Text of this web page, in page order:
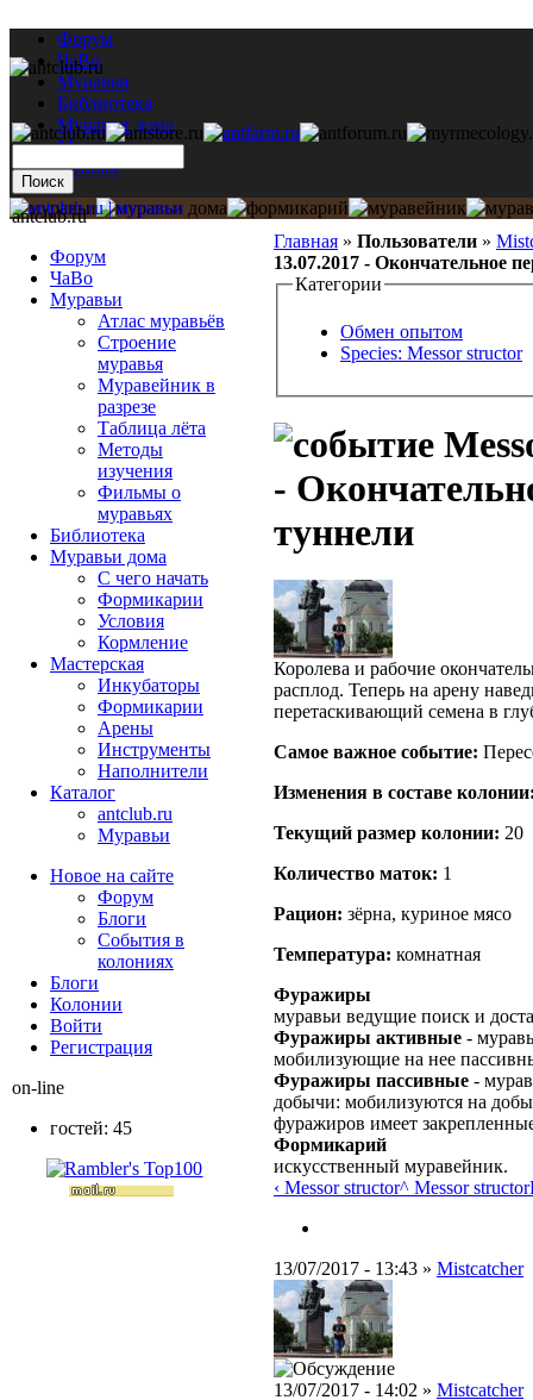
Форум
ЧаВо
Муравьи
Библиотека
Муравьи дома
Мастерская
Каталог
Главная » Пользователи »
13.07.2017 - Окончательное
Категории
Обмен опытом
Species: Messor structor
-
туннели
Королева и рабочие
расплод. Теперь на арену
перетаскивающий семена в
Самое важное событие:
Изменения в составе
Текущий размер кoлонии: 20
Количество маток: 1
Рацион: зёрна, куриное мясо
Температура: комнатная
Фуражиры
муравьи ведущие поиск и
Фуражиры активные -
мобилизующие на нее
Фуражиры пассивные -
добычи: мобилизуются на
фуражиров имеет
Формикарий
искусственный муравейник.
‹ Messor structor^ Messor structor
13/07/2017 - 13:43 » Mistcatcher
13/07/2017 - 14:02 » Mistcatcher
antclub.ru
Форум
ЧаВо
Муравьи
Атлас муравьёв
Строение
муравья
Муравейник в
разрезе
Таблица лёта
Методы
изучения
Фильмы о
муравьях
Библиотека
Муравьи дома
С чего начать
Формикарии
Условия
Кормление
Мастерская
Инкубаторы
Формикарии
Арены
Инструменты
Наполнители
Каталог
antclub.ru
Муравьи
Новое на сайте
Форум
Блоги
События в
колониях
Блоги
Колонии
Войти
Peгиcтpaция
on-line
гостей: 45